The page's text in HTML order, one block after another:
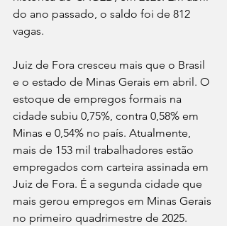
do ano passado, o saldo foi de 812
vagas.
Juiz de Fora cresceu mais que o Brasil
e o estado de Minas Gerais em abril. O
estoque de empregos formais na
cidade subiu 0,75%, contra 0,58% em
Minas e 0,54% no país. Atualmente,
mais de 153 mil trabalhadores estão
empregados com carteira assinada em
Juiz de Fora. É a segunda cidade que
mais gerou empregos em Minas Gerais
no primeiro quadrimestre de 2025.